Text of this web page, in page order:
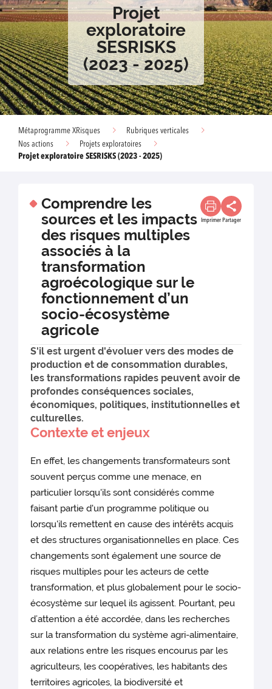
Projet
exploratoire
SESRISKS
(2023 - 2025)
Métaprogramme XRisques
Rubriques verticales
Nos actions
Projets exploratoires
Projet exploratoire SESRISKS (2023 - 2025)
Comprendre les
sources et les impacts
des risques multiples
associés à la
transformation
agroécologique sur le
fonctionnement d’un
socio-écosystème
agricole
Imprimer Partager
S'il est urgent d'évoluer vers des modes de
production et de consommation durables,
les transformations rapides peuvent avoir de
profondes conséquences sociales,
économiques, politiques, institutionnelles et
culturelles.
Contexte et enjeux
En effet, les changements transformateurs sont
souvent perçus comme une menace, en
particulier lorsqu'ils sont considérés comme
faisant partie d'un programme politique ou
lorsqu'ils remettent en cause des intérêts acquis
et des structures organisationnelles en place. Ces
changements sont également une source de
risques multiples pour les acteurs de cette
transformation, et plus globalement pour le socio-
écosystème sur lequel ils agissent. Pourtant, peu
d’attention a été accordée, dans les recherches
sur la transformation du système agri-alimentaire,
aux relations entre les risques encourus par les
agriculteurs, les coopératives, les habitants des
territoires agricoles, la biodiversité et